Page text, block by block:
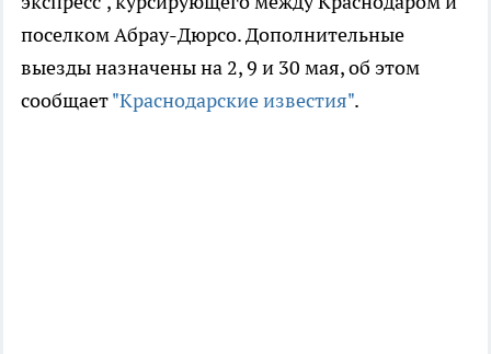
поселком Абрау-Дюрсо. Дополнительные
выезды назначены на 2, 9 и 30 мая, об этом
сообщает"Краснодарские известия".